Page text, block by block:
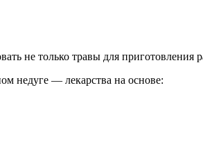
не только травы для приготовления
недуге — лекарства на основе: